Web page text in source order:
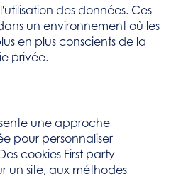
des données. Ces
un environnement où les
en plus conscients de la
privée.
une approche
pour personnaliser
cookies First party
un site, aux méthodes